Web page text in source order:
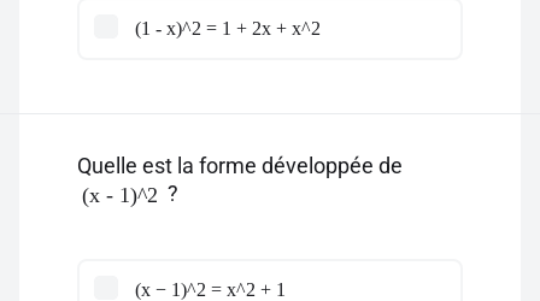
(1 - x)^2 = 1 + 2x + x^2
Quelle est la forme développée de
(x - 1)^2 ?
(x − 1)^2 = x^2 + 1